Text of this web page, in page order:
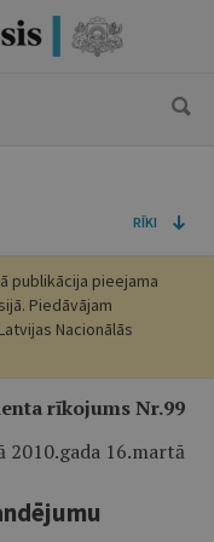
RĪKI
publikācija pieejama
Piedāvājam
Nacionālās
rīkojums Nr.99
2010.gada 16.martā